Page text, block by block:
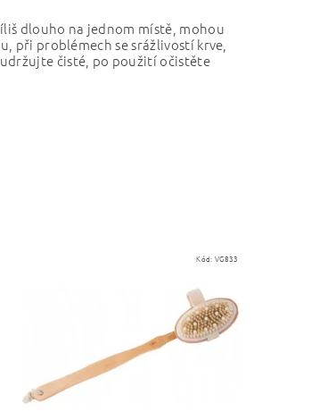
dlouho na jednom místě, mohou
při problémech se srážlivostí krve,
čisté, po použití očistěte
Kód:VG833